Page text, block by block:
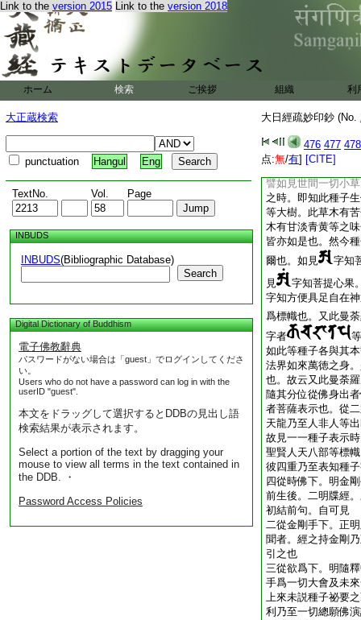
Link to the version 2015 Link to the version 2018
ホーム 検索 ご挨拶 組織 利
大正蔵検索
punctuation Hangul Eng
TextNo. Vol. Page
INBUDS
INBUDS(Bibliographic Database)
Search
Digital Dictionary of Buddhism
電子佛教辭典
パスワードがない場合は「guest」でログインしてくださ
い。
Users who do not have a password can log in with the
userID "guest".
本文をドラッグして選択するとDDBの見出し語
検索結果が表示されます。
Select a portion of the text by dragging your
mouse to view all terms in the text contained in
the DDB. ・
Password Access Policies
大日經疏妙印鈔 (No.
476 477 478
点:無/有] [CITE]
等等持故云平等也
如是種子爲如來大
間種子依大地而生
之所生長乃至皆歸
有自性故也。故云
也。若衆生既蒙安
生了知此平等種子
生乃至即於如來之
淨法界性而生。故
來自性身也
三從標下。明標幟
譬如見世間一切小
之時。即知此種子
等大樹。此草木有
木有甘淡青黄等之
皆亦如是也。然今
爾也。如見
字知
見
字知菩提心果
字知方便具足自在
爲標幟也。又此曼
字者
如此等種子各與其
法界如來萬徳之身
也。故云又此曼荼
隨其分位從佛身出
者菩薩表示也。從
天龍乃至人非人等
故見一一種子表示
聖賢人天八部等標
彼四重乃至表知種
四從時佛下。明金
前生後。二明牒經
初結前句。自可見
二從金剛手下。正
聞者。經之持金剛
引之也
三從欲爲下。明隨
手爲一切大會及未
上來未説種子祕要
利乃至一切總願佛